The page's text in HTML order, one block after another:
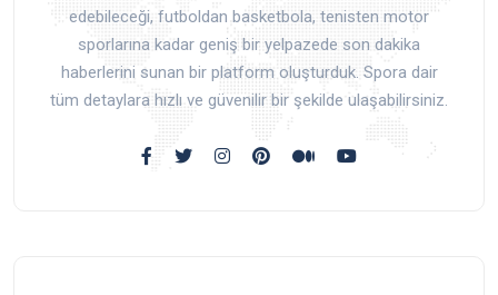
edebileceği, futboldan basketbola, tenisten motor
sporlarına kadar geniş bir yelpazede son dakika
haberlerini sunan bir platform oluşturduk. Spora dair
tüm detaylara hızlı ve güvenilir bir şekilde ulaşabilirsiniz.